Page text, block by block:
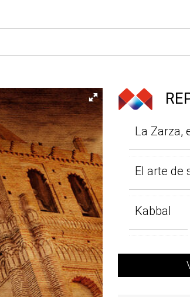
La Zarza,
El arte de
Kabbal